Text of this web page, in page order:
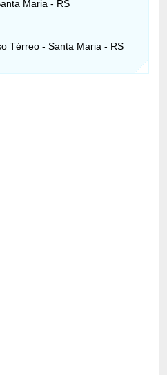
Maria - RS
Térreo - Santa Maria - RS